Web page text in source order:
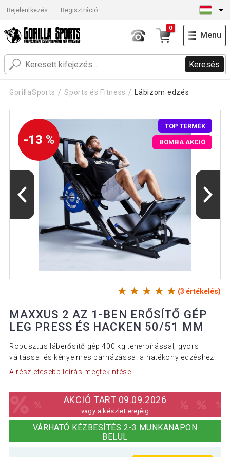
Bejelentkezés Regisztráció
Keresés
0
Menu
GorillaSports Sports és Fitness Lábizom edzés
-13 %
TOP TERMÉK
BOMBA AKCIÓ
(3 értékelés)
MAXXUS 2 AZ 1-BEN ERŐSÍTŐ GÉP
LEG PRESS ÉS HACKEN 50/51 MM
Robusztus láberősítő gép 400 kg teherbírással, gyors
váltással és kényelmes párnázással a hatékony edzéshez.
A részletesebb leírás megtekintése
AKCIÓ TART 09.09.2026
vagy a készlet erejéig
VÁRHATÓ KÉZBESÍTÉS 2-3 MUNKANAPON
BELÜL